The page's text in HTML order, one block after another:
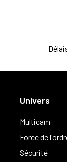
Univers
Multicam
Force de
Sécurité